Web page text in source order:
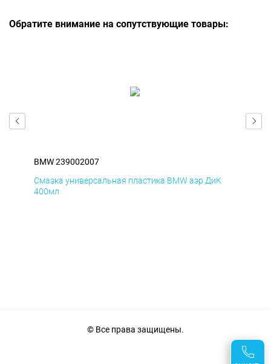
Обратите внимание на сопутствующие товары:
BMW 239002007
Смазка универсальная пластика BMW аэр ДиК
400мл
© Все права защищены.